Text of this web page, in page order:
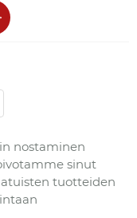
nostaminen
sinut
tuotteiden